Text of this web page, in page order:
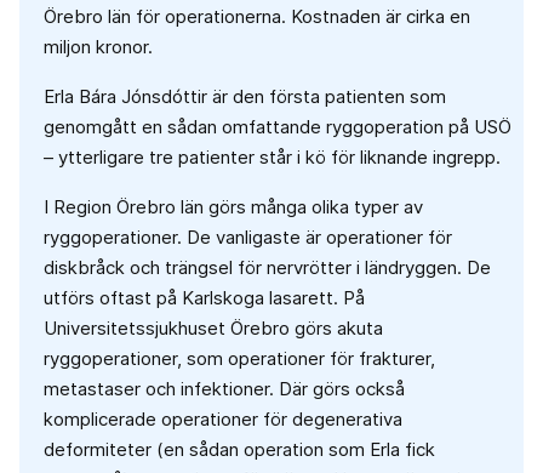
Örebro län för operationerna. Kostnaden är cirka en
miljon kronor.
Erla Bára Jónsdóttir är den första patienten som
genomgått en sådan omfattande ryggoperation på USÖ
– ytterligare tre patienter står i kö för liknande ingrepp.
I Region Örebro län görs många olika typer av
ryggoperationer. De vanligaste är operationer för
diskbråck och trängsel för nervrötter i ländryggen. De
utförs oftast på Karlskoga lasarett. På
Universitetssjukhuset Örebro görs akuta
ryggoperationer, som operationer för frakturer,
metastaser och infektioner. Där görs också
komplicerade operationer för degenerativa
deformiteter (en sådan operation som Erla fick